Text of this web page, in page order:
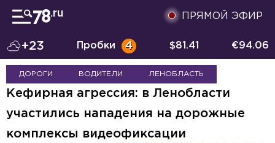
ПРЯМОЙ ЭФИР
+23 Пробки 4 $81.41 €94.06
ДОРОГИ ВОДИТЕЛИ ЛЕНОБЛАСТЬ
Кефирная агрессия: в Ленобласти
участились нападения на дорожные
комплексы видеофиксации